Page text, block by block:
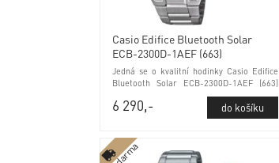
Casio Edifice Bluetooth Solar
ECB-2300D-1AEF (663)
Jedná se o kvalitní hodinky Casio Edifice
Bluetooth Solar ECB-2300D-1AEF (663)
ukazatel data a minerálním sklem
6 290,-
zdarma